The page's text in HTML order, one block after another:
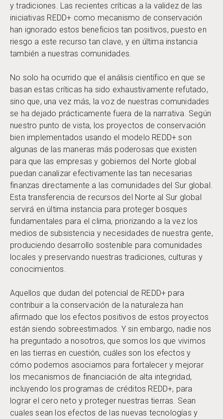
y tradiciones. Las recientes críticas a la validez de las
iniciativas REDD+ como mecanismo de conservación
han ignorado estos beneficios tan positivos, puesto en
riesgo a este recurso tan clave, y en última instancia
también a nuestras comunidades.
No solo ha ocurrido que el análisis científico en que se
basan estas críticas ha sido exhaustivamente refutado,
sino que, una vez más, la voz de nuestras comunidades
se ha dejado prácticamente fuera de la narrativa. Según
nuestro punto de vista, los proyectos de conservación
bien implementados usando el modelo REDD+ son
algunas de las maneras más poderosas que existen
para que las empresas y gobiernos del Norte global
puedan canalizar efectivamente las tan necesarias
finanzas directamente a las comunidades del Sur global.
Esta transferencia de recursos del Norte al Sur global
servirá en última instancia para proteger bosques
fundamentales para el clima, priorizando a la vez los
medios de subsistencia y necesidades de nuestra gente,
produciendo desarrollo sostenible para comunidades
locales y preservando nuestras tradiciones, culturas y
conocimientos.
Aquellos que dudan del potencial de REDD+ para
contribuir a la conservación de la naturaleza han
afirmado que los efectos positivos de estos proyectos
están siendo sobreestimados. Y sin embargo, nadie nos
ha preguntado a nosotros, que somos los que vivimos
en las tierras en cuestión, cuáles son los efectos y
cómo podemos asociarnos para fortalecer y mejorar
los mecanismos de financiación de alta integridad,
incluyendo los programas de créditos REDD+, para
lograr el cero neto y proteger nuestras tierras. Sean
cuales sean los efectos de las nuevas tecnologías y